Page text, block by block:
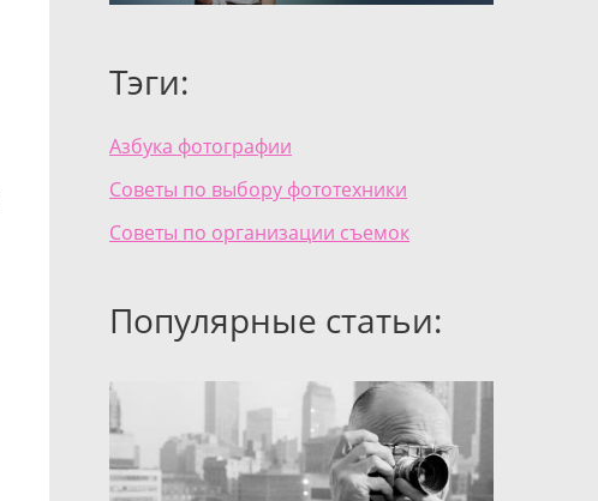
Тэги:
Азбука фотографии
Советы по выбору фототехники
Советы по организации съемок
Популярные статьи: